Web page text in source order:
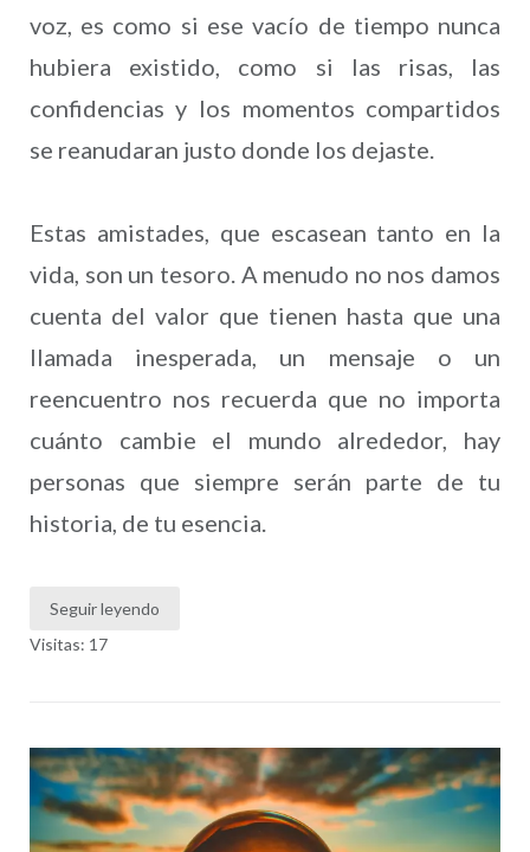
voz, es como si ese vacío de tiempo nunca
hubiera existido, como si las risas, las
confidencias y los momentos compartidos
se reanudaran justo donde los dejaste.
Estas amistades, que escasean tanto en la
vida, son un tesoro. A menudo no nos damos
cuenta del valor que tienen hasta que una
llamada inesperada, un mensaje o un
reencuentro nos recuerda que no importa
cuánto cambie el mundo alrededor, hay
personas que siempre serán parte de tu
historia, de tu esencia.
Seguir leyendo
Visitas: 17